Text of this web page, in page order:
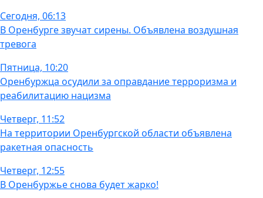
Сегодня, 06:13
В Оренбурге звучат сирены. Объявлена воздушная
тревога
Пятница, 10:20
Оренбуржца осудили за оправдание терроризма и
реабилитацию нацизма
Четверг, 11:52
На территории Оренбургской области объявлена
ракетная опасность
Четверг, 12:55
В Оренбуржье снова будет жарко!